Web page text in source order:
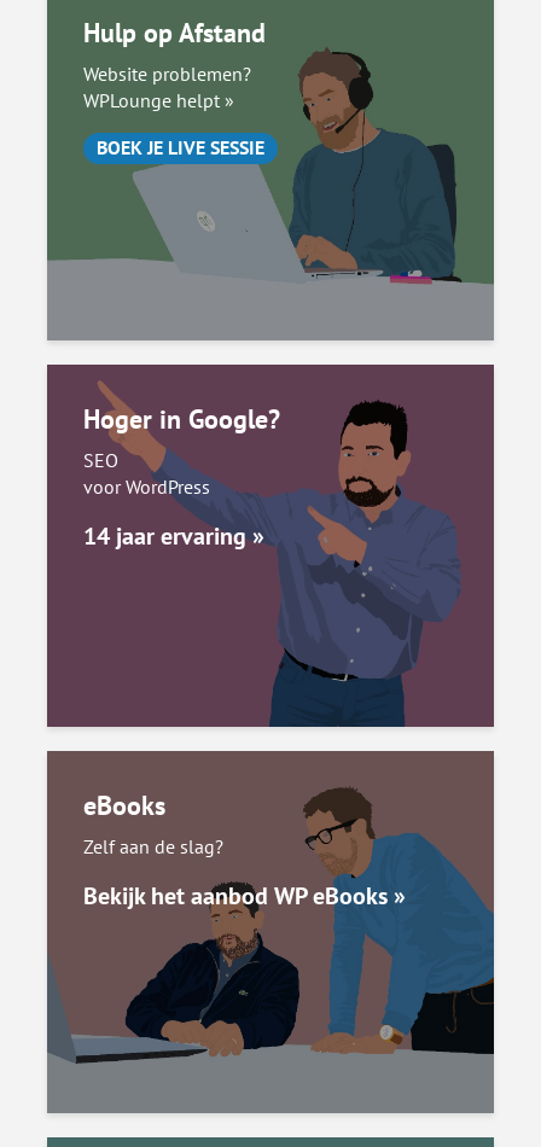
Hulp op Afstand
Website problemen?
WPLounge helpt »
BOEK JE LIVE SESSIE
Hoger in Google?
SEO
voor WordPress
14 jaar ervaring »
eBooks
Zelf aan de slag?
Bekijk het aanbod WP eBooks »